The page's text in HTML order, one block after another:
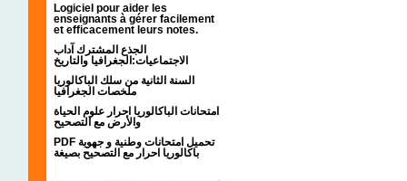
Logiciel pour aider les
enseignants à gérer facilement
et efficacement leurs notes.
الجذع المشترك آداب
الاجتماعيات:الجغرافيا والتاريخ
السنة الثانية من سلك الباكالوريا
ملخصات الجغرافيا
امتحانات الباكالوريا احرار علوم الحياة
والأرض مع التصحيح
PDF تحميل امتحانات وطنية و جهوية
باكالوريا احرار مع التصحيح بصيغة